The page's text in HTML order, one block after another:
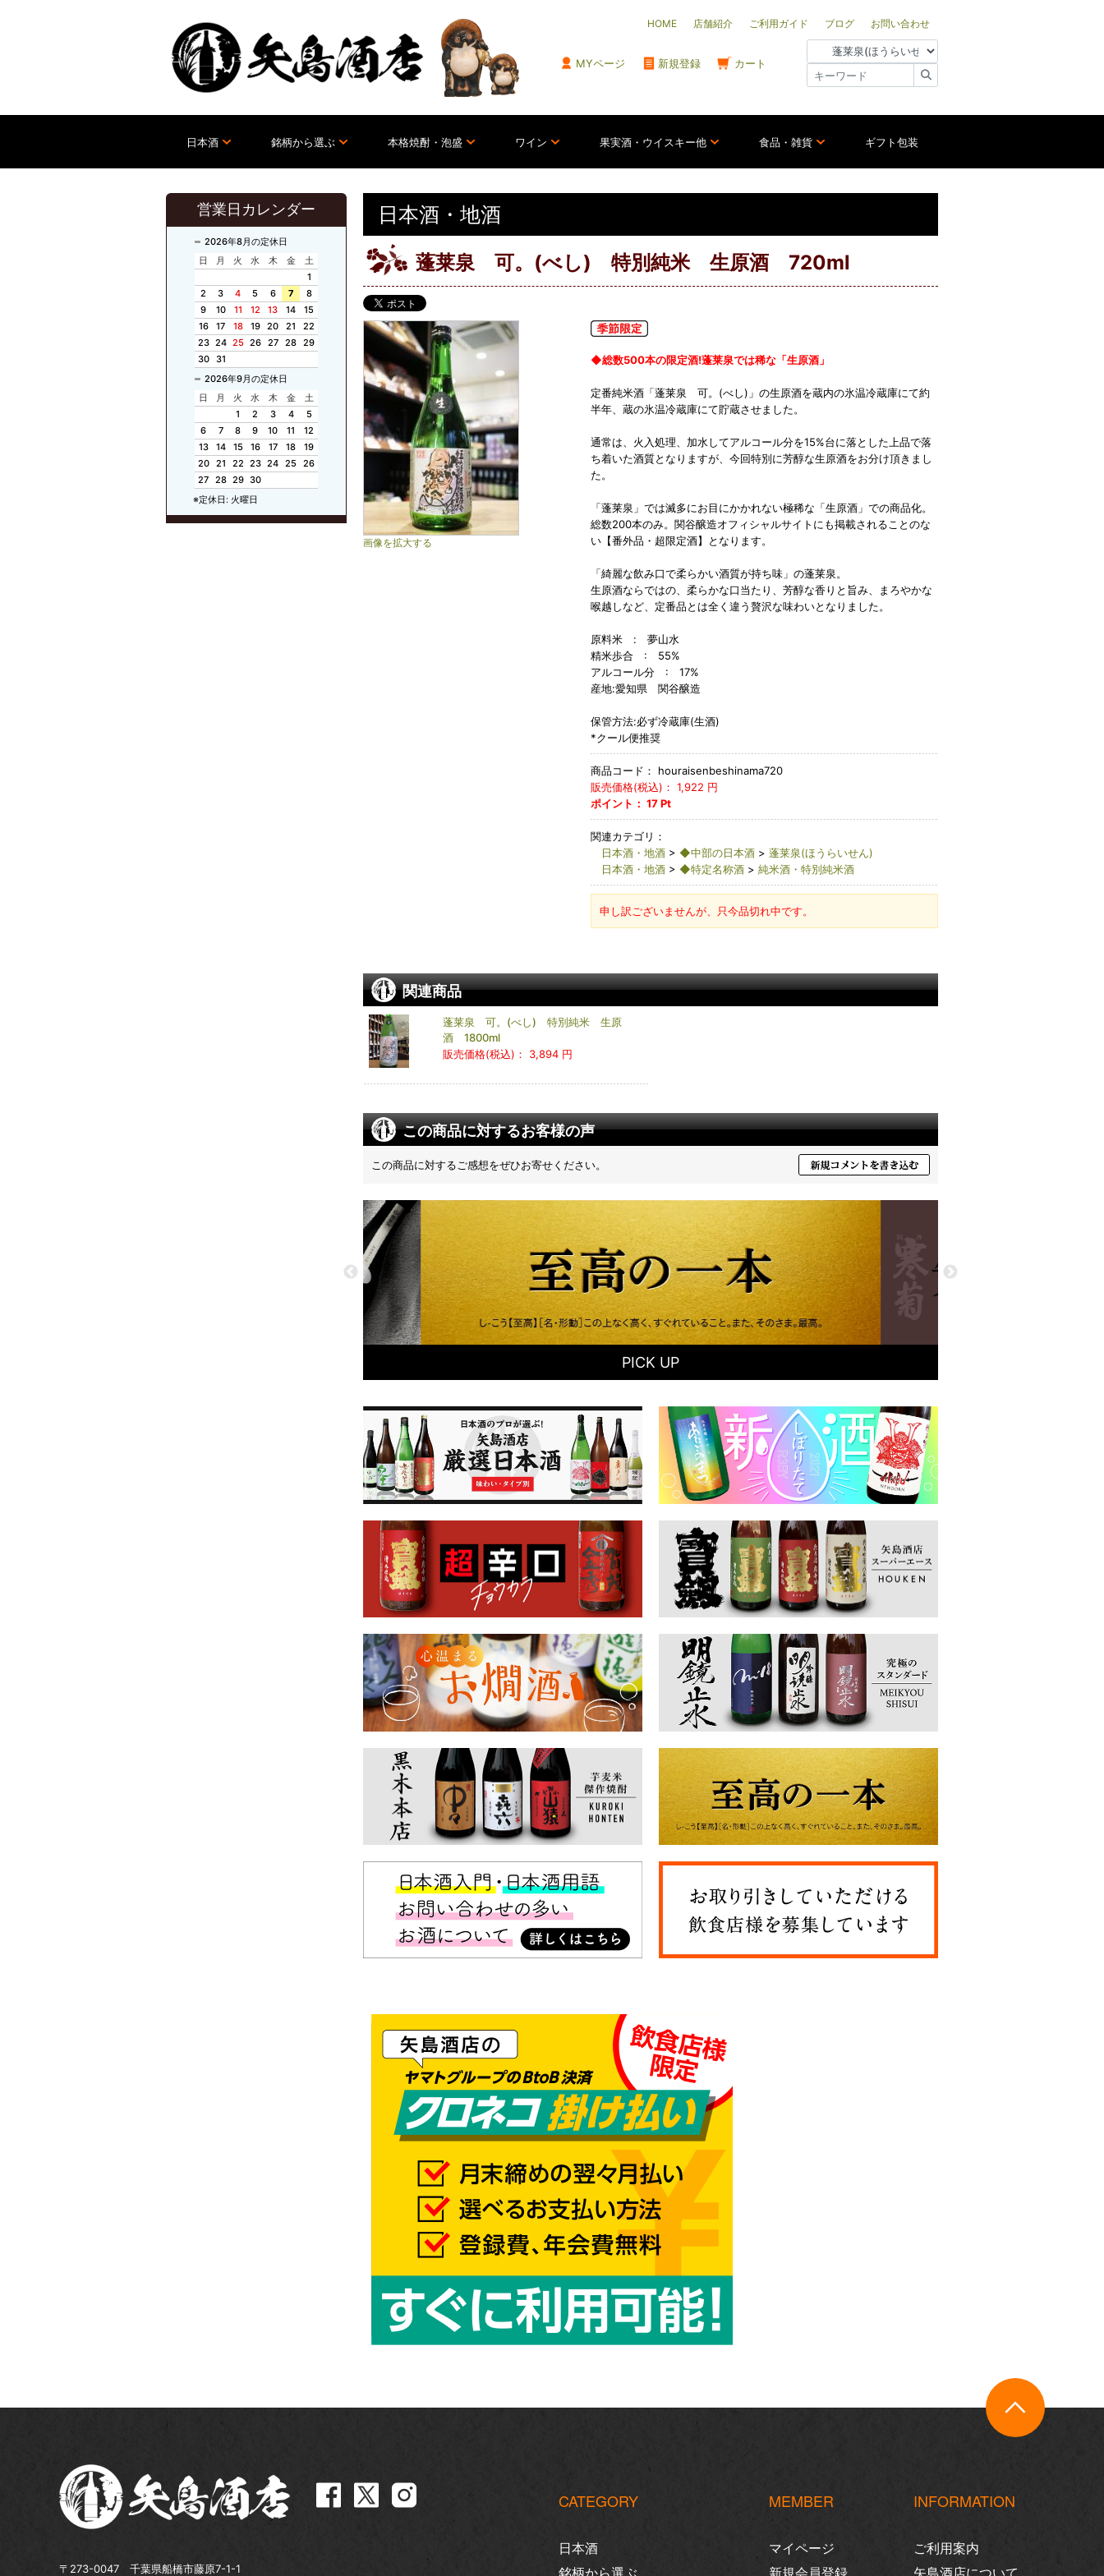
HOME 店舗紹介 ご利用ガイド ブログ お問い合わせ
MYページ 新規登録 カート
日本酒 銘柄から選ぶ 本格焼酎・泡盛 ワイン 果実酒・ウイスキー他 食品・雑貨 ギフト包装
営業日カレンダー
2026年8月の定休日
日
月 火 水 木 金
土
1
2
3 4 5 6 7
8
9
10 11 12 13 14
15
16
17 18 19 20 21
22
23 24 25 26 27 28 29
30
31
2026年9月の定休日
日
月 火 水 木 金
土
1
2 3 4
5
6
7 8 9 10 11
12
13
14 15 16 17 18
19
20
21 22 23 24 25 26
27 28 29 30
※定休日: 火曜日
日本酒・地酒
蓬莱泉 可。(べし) 特別純米 生原酒 720ml
画像を拡大する
◆総数500本の限定酒!蓬莱泉では稀な「生原酒」
定番純米酒「蓬莱泉 可。(べし)」の生原酒を蔵内の氷温冷蔵庫にて約
半年、蔵の氷温冷蔵庫にて貯蔵させました。
通常は、火入処理、加水してアルコール分を15%台に落とした上品で落
ち着いた酒質となりますが、今回特別に芳醇な生原酒をお分け頂きまし
た。
「蓬莱泉」では滅多にお目にかかれない極稀な「生原酒」での商品化。
総数200本のみ。関谷醸造オフィシャルサイトにも掲載されることのな
い【番外品・超限定酒】となります。
「綺麗な飲み口で柔らかい酒質が持ち味」の蓬莱泉。
生原酒ならではの、柔らかな口当たり、芳醇な香りと旨み、まろやかな
喉越しなど、定番品とは全く違う贅沢な味わいとなりました。
原料米 : 夢山水
精米歩合 : 55%
アルコール分 : 17%
産地:愛知県 関谷醸造
保管方法:必ず冷蔵庫(生酒)
*クール便推奨
商品コード：
houraisenbeshinama720
販売価格(税込)： 1,922 円
ポイント： 17Pt
関連カテゴリ：
日本酒・地酒> ◆中部の日本酒> 蓬莱泉(ほうらいせん)
日本酒・地酒> ◆特定名称酒> 純米酒・特別純米酒
申し訳ございませんが、只今品切れ中です。
関連商品
蓬莱泉 可。(べし) 特別純米 生原
酒 1800ml
販売価格(税込)：
3,894 円
この商品に対するお客様の声
この商品に対するご感想をぜひお寄せください。
PICK UP
〒273-0047 千葉県船橋市藤原7-1-1
CATEGORY
日本酒
MEMBER
マイページ
INFORMATION
ご利用案内